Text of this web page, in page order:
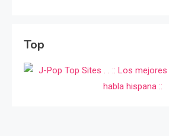
Top